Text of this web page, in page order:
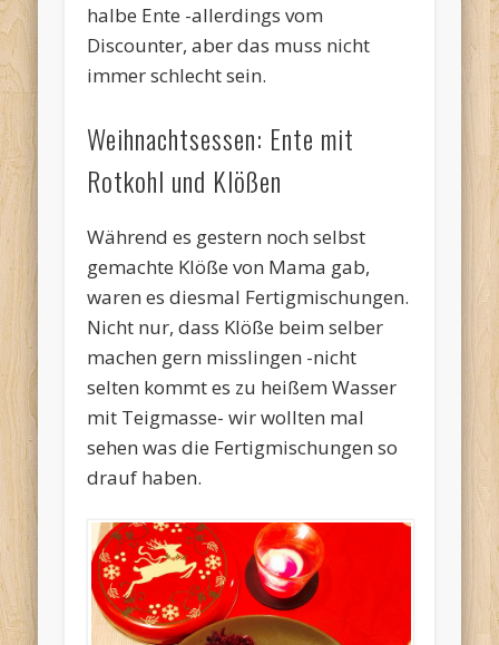
halbe Ente -allerdings vom
Discounter, aber das muss nicht
immer schlecht sein.
Weihnachtsessen: Ente mit
Rotkohl und Klößen
Während es gestern noch selbst
gemachte Klöße von Mama gab,
waren es diesmal Fertigmischungen.
Nicht nur, dass Klöße beim selber
machen gern misslingen -nicht
selten kommt es zu heißem Wasser
mit Teigmasse- wir wollten mal
sehen was die Fertigmischungen so
drauf haben.